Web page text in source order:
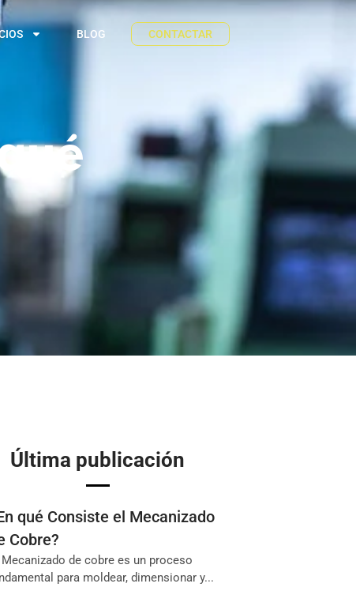
BLOG CONTACTAR
Última publicación
qué Consiste el Mecanizado
Cobre?
Mecanizado de cobre es un proceso
para moldear, dimensionar y...